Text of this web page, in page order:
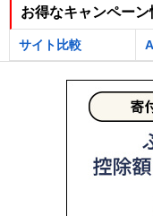
お得なキャンペーン
サイト比較